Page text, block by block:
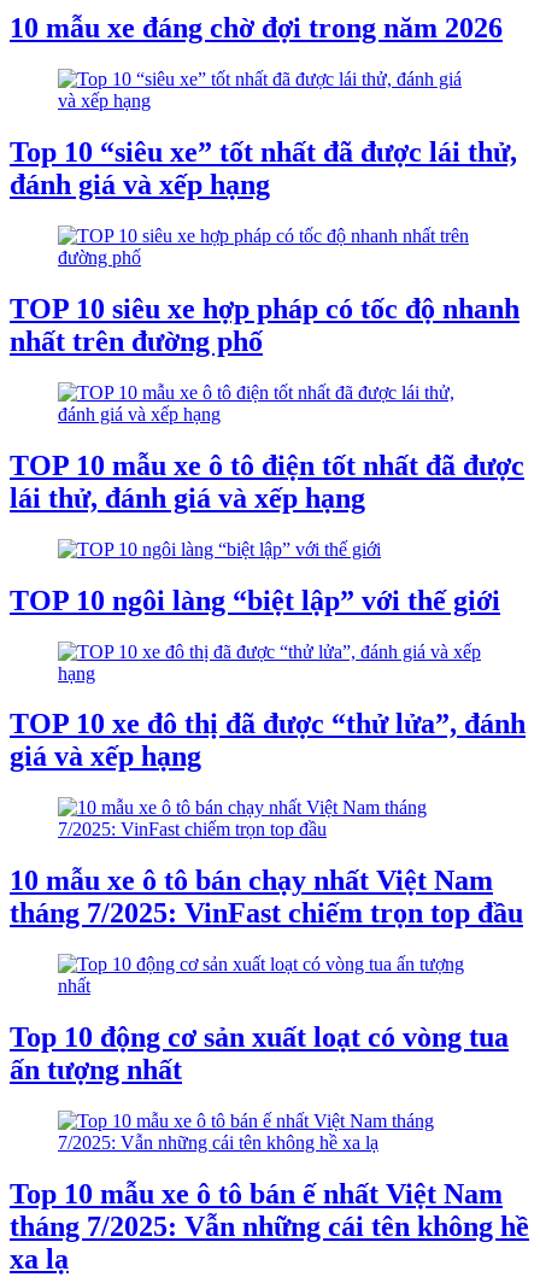
10 mẫu xe đáng chờ đợi trong năm 2026
Top 10 “siêu xe” tốt nhất đã được lái thử,
đánh giá và xếp hạng
TOP 10 siêu xe hợp pháp có tốc độ nhanh
nhất trên đường phố
TOP 10 mẫu xe ô tô điện tốt nhất đã được
lái thử, đánh giá và xếp hạng
TOP 10 ngôi làng “biệt lập” với thế giới
TOP 10 xe đô thị đã được “thử lửa”, đánh
giá và xếp hạng
10 mẫu xe ô tô bán chạy nhất Việt Nam
tháng 7/2025: VinFast chiếm trọn top đầu
Top 10 động cơ sản xuất loạt có vòng tua
ấn tượng nhất
Top 10 mẫu xe ô tô bán ế nhất Việt Nam
tháng 7/2025: Vẫn những cái tên không hề
xa lạ